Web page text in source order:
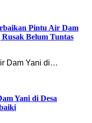
Pintu Air Dam
Belum Tuntas
Dam Yani di…
Yani di Desa